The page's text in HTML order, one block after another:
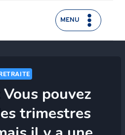
MENU
pouvez
trimestres